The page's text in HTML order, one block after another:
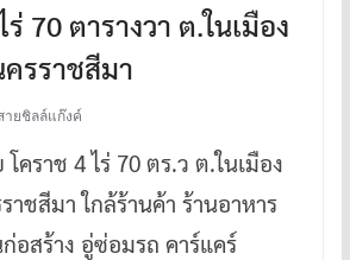
70 ตารางวา ต.ในเมือง
รราชสีมา
ายชิลล์แก๊งค์
คราช 4 ไร่ 70 ตร.ว ต.ในเมือง
ชสีมา ใกล้ร้านค้า ร้านอาหาร
อสร้าง อู่ซ่อมรถ คาร์แคร์